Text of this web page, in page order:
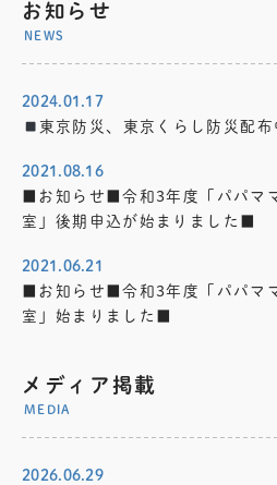
お知らせ
NEWS
2024.01.17
東京防災、東京くらし防災配布
2021.08.16
■お知らせ■令和3年度「パパマ
室」後期申込が始まりました■
2021.06.21
■お知らせ■令和3年度「パパマ
室」始まりました■
メディア掲載
MEDIA
2026.06.29